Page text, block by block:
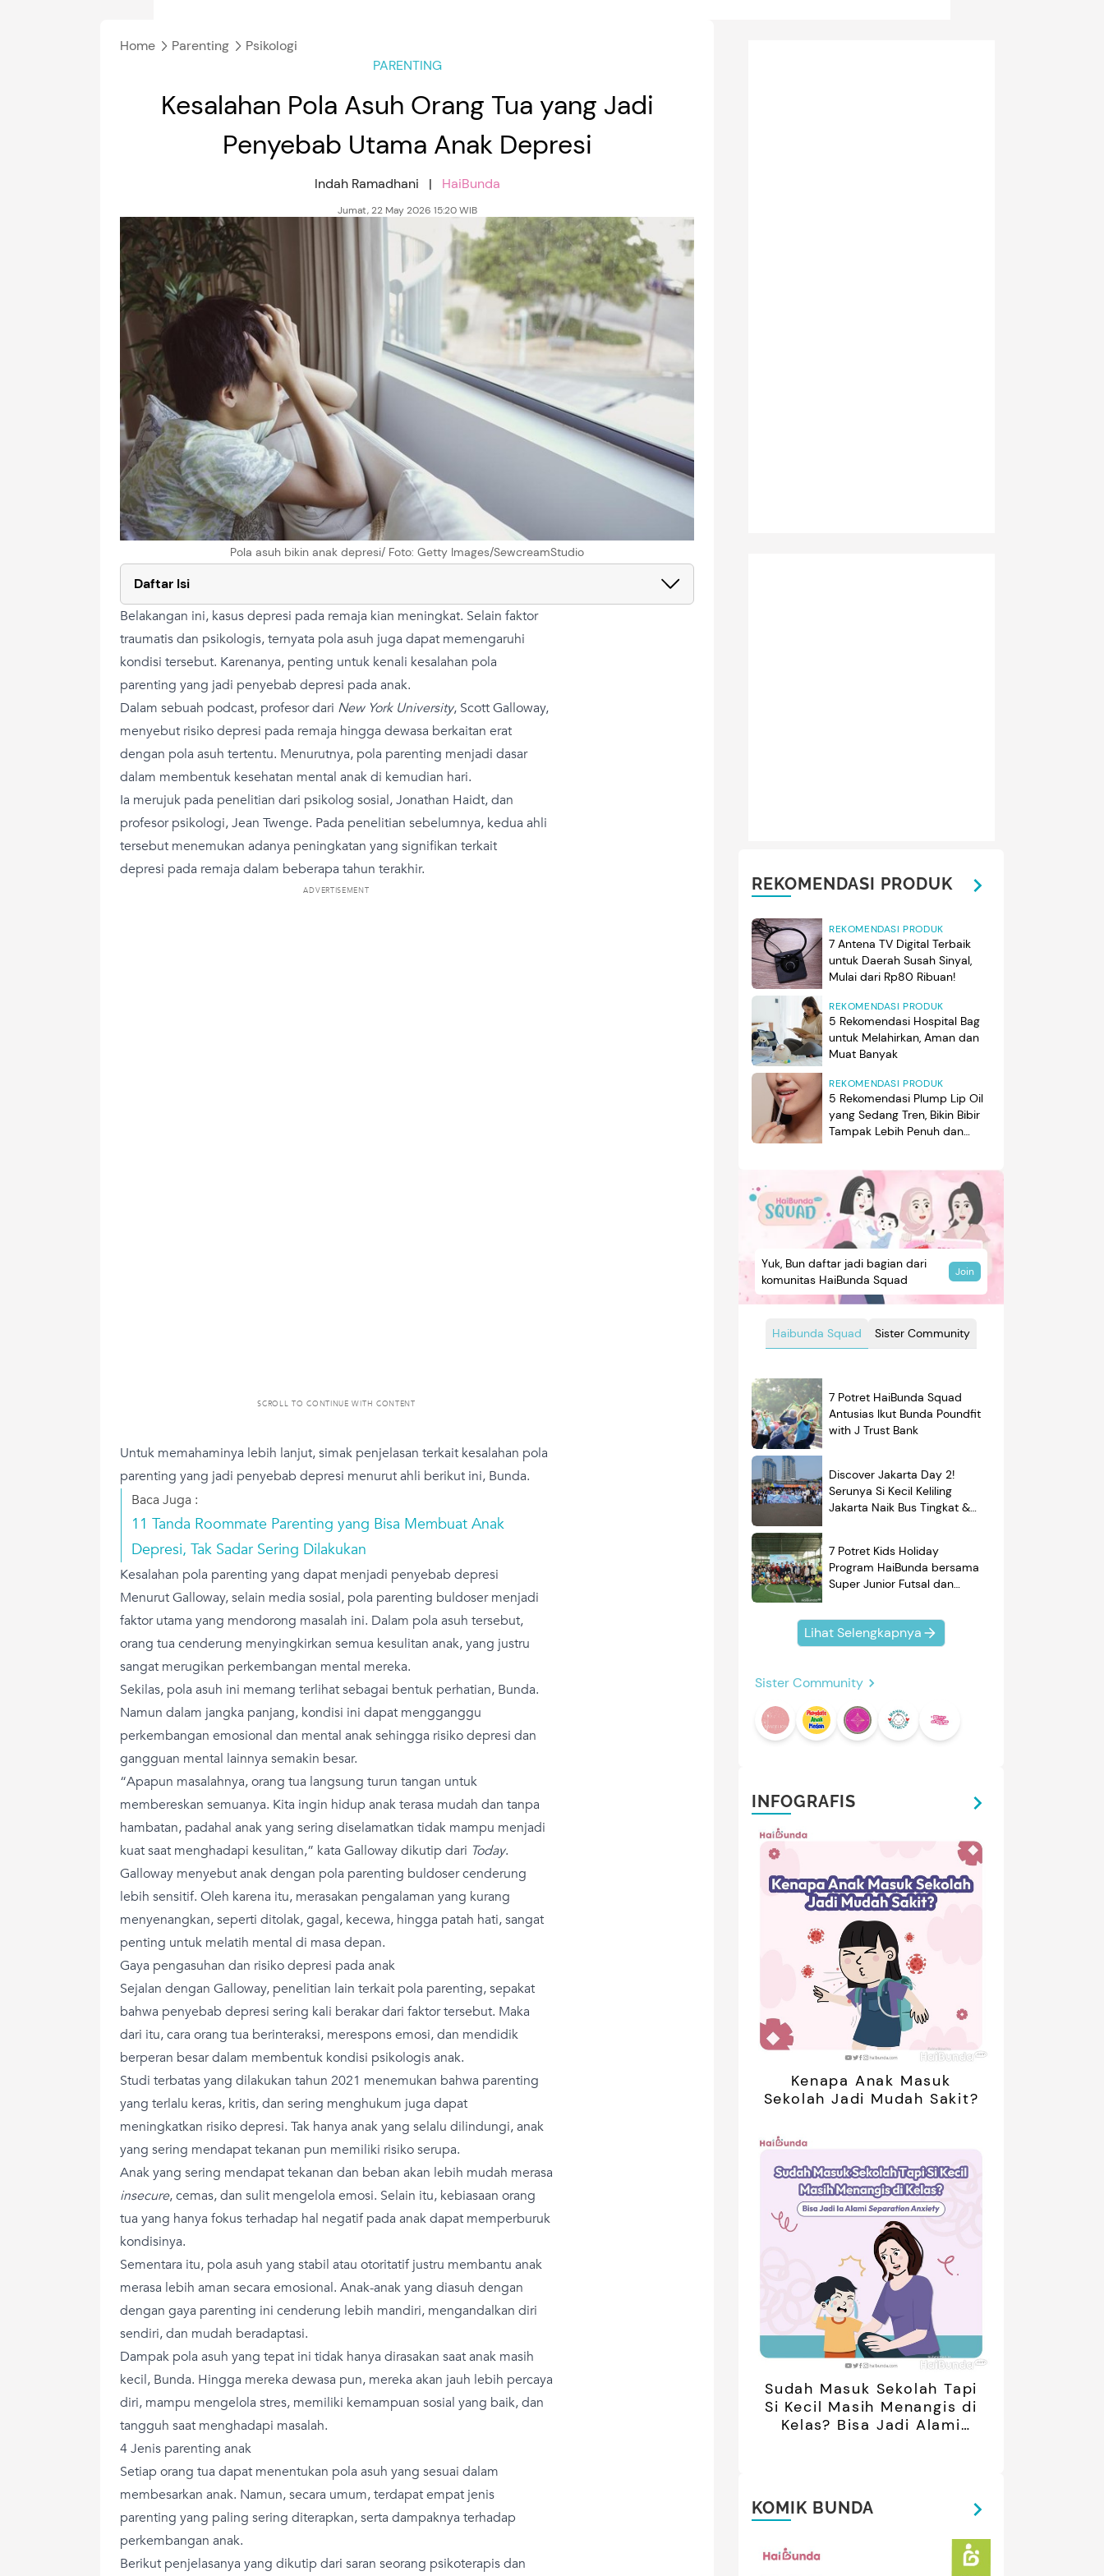
Home Parenting
Psikologi
PARENTING
Kesalahan Pola Asuh Orang Tua yang Jadi
Penyebab Utama Anak Depresi
Indah Ramadhani | HaiBunda
Jumat, 22 May 2026 15:20 WIB
Pola asuh bikin anak depresi/ Foto: Getty Images/SewcreamStudio
Daftar Isi
Belakangan ini, kasus depresi pada remaja kian meningkat. Selain faktor
traumatis dan psikologis, ternyata pola asuh juga dapat memengaruhi
kondisi tersebut. Karenanya, penting untuk kenali kesalahan pola
parenting yang jadi penyebab depresi pada anak.
Dalam sebuah podcast, profesor dari New York University, Scott Galloway,
menyebut risiko depresi pada remaja hingga dewasa berkaitan erat
dengan pola asuh tertentu. Menurutnya, pola parenting menjadi dasar
dalam membentuk kesehatan mental anak di kemudian hari.
Ia merujuk pada penelitian dari psikolog sosial, Jonathan Haidt, dan
profesor psikologi, Jean Twenge. Pada penelitian sebelumnya, kedua ahli
tersebut menemukan adanya peningkatan yang signifikan terkait
depresi pada remaja dalam beberapa tahun terakhir.
ADVERTISEMENT
SCROLL TO CONTINUE WITH CONTENT
Untuk memahaminya lebih lanjut, simak penjelasan terkait kesalahan pola
parenting yang jadi penyebab depresi menurut ahli berikut ini, Bunda.
Baca Juga :
11 Tanda Roommate Parenting yang Bisa Membuat Anak
Depresi, Tak Sadar Sering Dilakukan
Kesalahan pola parenting yang dapat menjadi penyebab depresi
Menurut Galloway, selain media sosial, pola parenting buldoser menjadi
faktor utama yang mendorong masalah ini. Dalam pola asuh tersebut,
orang tua cenderung menyingkirkan semua kesulitan anak, yang justru
sangat merugikan perkembangan mental mereka.
Sekilas, pola asuh ini memang terlihat sebagai bentuk perhatian, Bunda.
Namun dalam jangka panjang, kondisi ini dapat mengganggu
perkembangan emosional dan mental anak sehingga risiko depresi dan
gangguan mental lainnya semakin besar.
“Apapun masalahnya, orang tua langsung turun tangan untuk
membereskan semuanya. Kita ingin hidup anak terasa mudah dan tanpa
hambatan, padahal anak yang sering diselamatkan tidak mampu menjadi
kuat saat menghadapi kesulitan,” kata Galloway dikutip dari Today.
Galloway menyebut anak dengan pola parenting buldoser cenderung
lebih sensitif. Oleh karena itu, merasakan pengalaman yang kurang
menyenangkan, seperti ditolak, gagal, kecewa, hingga patah hati, sangat
penting untuk melatih mental di masa depan.
Gaya pengasuhan dan risiko depresi pada anak
Sejalan dengan Galloway, penelitian lain terkait pola parenting, sepakat
bahwa penyebab depresi sering kali berakar dari faktor tersebut. Maka
dari itu, cara orang tua berinteraksi, merespons emosi, dan mendidik
berperan besar dalam membentuk kondisi psikologis anak.
Studi terbatas yang dilakukan tahun 2021 menemukan bahwa parenting
yang terlalu keras, kritis, dan sering menghukum juga dapat
meningkatkan risiko depresi. Tak hanya anak yang selalu dilindungi, anak
yang sering mendapat tekanan pun memiliki risiko serupa.
Anak yang sering mendapat tekanan dan beban akan lebih mudah merasa
insecure, cemas, dan sulit mengelola emosi. Selain itu, kebiasaan orang
tua yang hanya fokus terhadap hal negatif pada anak dapat memperburuk
kondisinya.
Sementara itu, pola asuh yang stabil atau otoritatif justru membantu anak
merasa lebih aman secara emosional. Anak-anak yang diasuh dengan
dengan gaya parenting ini cenderung lebih mandiri, mengandalkan diri
sendiri, dan mudah beradaptasi.
Dampak pola asuh yang tepat ini tidak hanya dirasakan saat anak masih
kecil, Bunda. Hingga mereka dewasa pun, mereka akan jauh lebih percaya
diri, mampu mengelola stres, memiliki kemampuan sosial yang baik, dan
tangguh saat menghadapi masalah.
4 Jenis parenting anak
Setiap orang tua dapat menentukan pola asuh yang sesuai dalam
membesarkan anak. Namun, secara umum, terdapat empat jenis
parenting yang paling sering diterapkan, serta dampaknya terhadap
perkembangan anak.
Berikut penjelasanya yang dikutip dari saran seorang psikoterapis dan
REKOMENDASI PRODUK
REKOMENDASI PRODUK
7 Antena TV Digital Terbaik
untuk Daerah Susah Sinyal,
Mulai dari Rp80 Ribuan!
REKOMENDASI PRODUK
5 Rekomendasi Hospital Bag
untuk Melahirkan, Aman dan
Muat Banyak
REKOMENDASI PRODUK
5 Rekomendasi Plump Lip Oil
yang Sedang Tren, Bikin Bibir
Tampak Lebih Penuh dan
Haibunda Squad Sister Community
Yuk, Bun daftar jadi bagian dari
komunitas HaiBunda Squad
Join
7 Potret HaiBunda Squad
Antusias Ikut Bunda Poundfit
with J Trust Bank
Discover Jakarta Day 2!
Serunya Si Kecil Keliling
Jakarta Naik Bus Tingkat &
7 Potret Kids Holiday
Program HaiBunda bersama
Super Junior Futsal dan
Kompak Banget!
Lihat Selengkapnya
Sister Community
INFOGRAFIS
Kenapa Anak Masuk
Sekolah Jadi Mudah Sakit?
Sudah Masuk Sekolah Tapi
Si Kecil Masih Menangis di
Kelas? Bisa Jadi Alami
KOMIK BUNDA